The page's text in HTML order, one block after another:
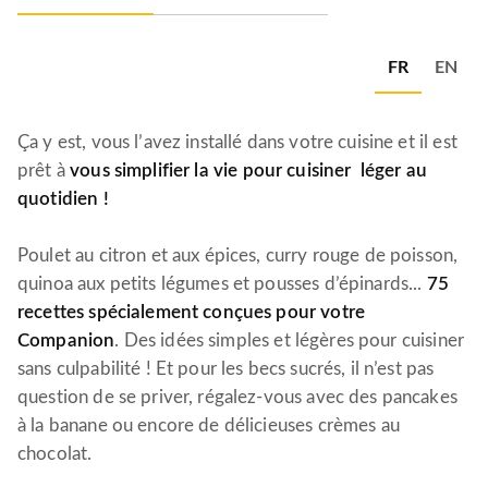
FR EN
Ça y est, vous l’avez installé dans votre cuisine et il est
prêt àvous simplifier la vie pour cuisiner
léger au
quotidien !
Poulet au citron et aux épices, curry rouge de poisson,
quinoa aux petits légumes et pousses d’épinards... 75
recettes spécialement conçues pour votre
Companion. Des idées simples et légères pour cuisiner
sans culpabilité ! Et pour les becs sucrés, il n’est pas
question de se priver, régalez-vous avec des pancakes
à la banane ou encore de délicieuses crèmes au
chocolat.